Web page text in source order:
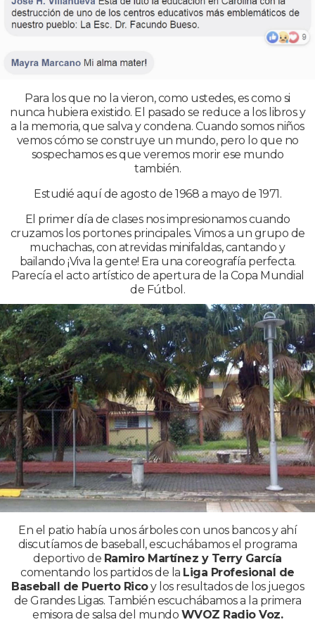
Para los que no la vieron, como ustedes, es como si
nunca hubiera existido. El pasado se reduce a los libros y
a la memoria, que salva y condena. Cuando somos niños
vemos cómo se construye un mundo, pero lo que no
sospechamos es que veremos morir ese mundo
también.
Estudié aquí de agosto de 1968 a mayo de 1971.
El primer día de clases nos impresionamos cuando
cruzamos los portones principales. Vimos a un grupo de
muchachas, con atrevidas minifaldas, cantando y
bailando ¡Viva la gente! Era una coreografía perfecta.
Parecía el acto artístico de apertura de la Copa Mundial
de Fútbol.
En el patio había unos árboles con unos bancos y ahí
discutíamos de baseball, escuchábamos el programa
deportivo de Ramiro Martínez y Terry García
comentando los partidos de la Liga Profesional de
Baseball de Puerto Ricoy los resultados de los juegos
de Grandes Ligas. También escuchábamos a la primera
emisora de salsa del mundo WVOZ Radio Voz.